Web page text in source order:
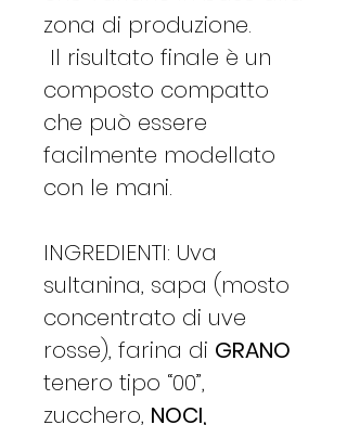
zona di produzione.
Il risultato finale è un
composto compatto
che può essere
facilmente modellato
con le mani.
INGREDIENTI: Uva
sultanina, sapa (mosto
concentrato di uve
rosse), farina di GRANO
tenero tipo “00”,
zucchero, NOCI,